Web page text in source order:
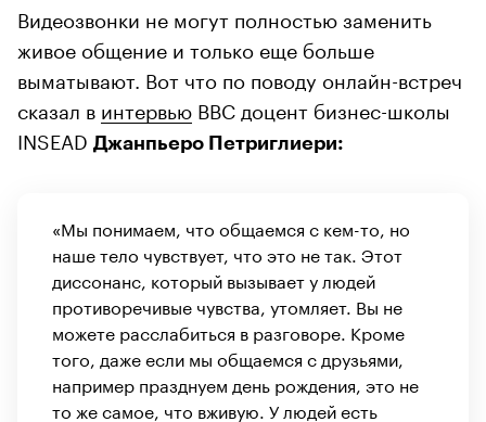
Видеозвонки не могут полностью заменить
живое общение и только еще больше
выматывают. Вот что по поводу онлайн-встреч
сказал в интервью BBC доцент бизнес-школы
INSEAD Джанпьеро Петриглиери:
«Мы понимаем, что общаемся с кем-то, но
наше тело чувствует, что это не так. Этот
диссонанс, который вызывает у людей
противоречивые чувства, утомляет. Вы не
можете расслабиться в разговоре. Кроме
того, даже если мы общаемся с друзьями,
например празднуем день рождения, это не
то же самое, что вживую. У людей есть